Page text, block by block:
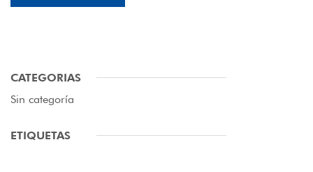
CATEGORIAS
Sin categoría
ETIQUETAS